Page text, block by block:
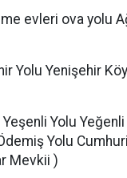
evleri ova yolu
Yolu Yenişehir
Yolu
Yolu
Mevkii )